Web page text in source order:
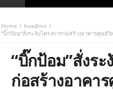
Home
headline
“บิ๊กป้อม”สั่งระงับโครงการก่อสร้างอาคารศูน
“บิ๊กป้อม”สั่งระ
ก่อสร้างอาคา